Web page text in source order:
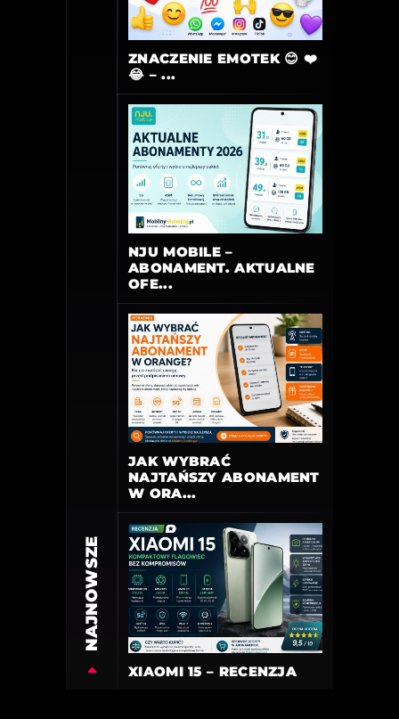
NAJNOWSZE
ZNACZENIE EMOTEK 😊 ❤️
😂 – ...
NJU MOBILE –
ABONAMENT. AKTUALNE
OFE...
JAK WYBRAĆ
NAJTAŃSZY ABONAMENT
W ORA...
XIAOMI 15 – RECENZJA